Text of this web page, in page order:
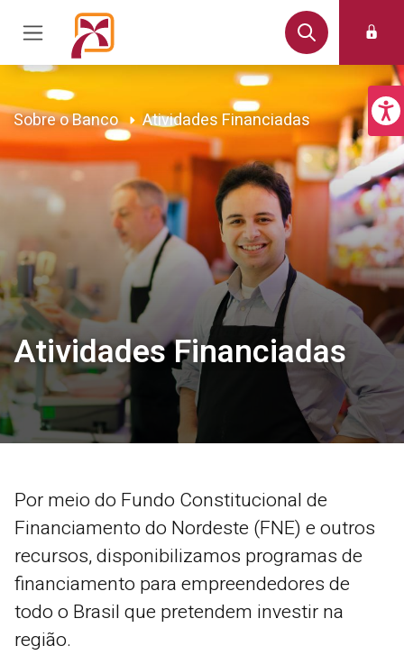
Sobre o Banco Atividades Financiadas
Atividades Financiadas
Por meio do Fundo Constitucional de
Financiamento do Nordeste (FNE) e outros
recursos, disponibilizamos programas de
financiamento para empreendedores de
todo o Brasil que pretendem investir na
região.